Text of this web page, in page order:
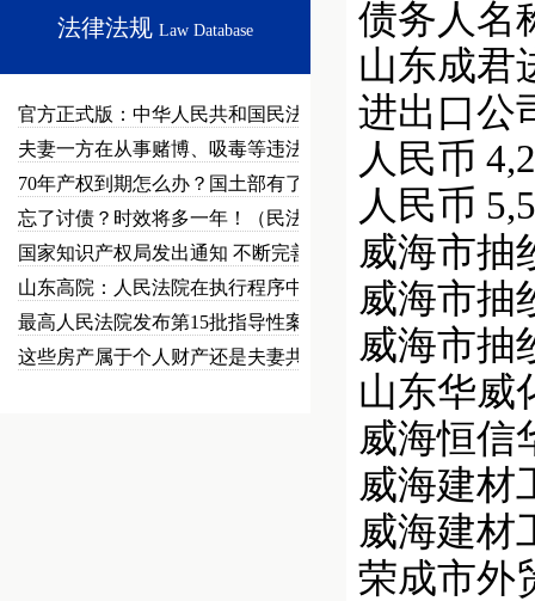
法律法规 Law Database
官方正式版：中华人民共和国民法总…
夫妻一方在从事赌博、吸毒等违法犯…
70年产权到期怎么办？国土部有了…
忘了讨债？时效将多一年！（民法草…
国家知识产权局发出通知 不断完善…
山东高院：人民法院在执行程序中可…
最高人民法院发布第15批指导性案…
这些房产属于个人财产还是夫妻共同…
债务人名
山东成君
进出口公
人民币
人民币
威海市抽
威海市抽
威海市抽
山东华威
威海恒信
威海建材
威海建材
荣成市外